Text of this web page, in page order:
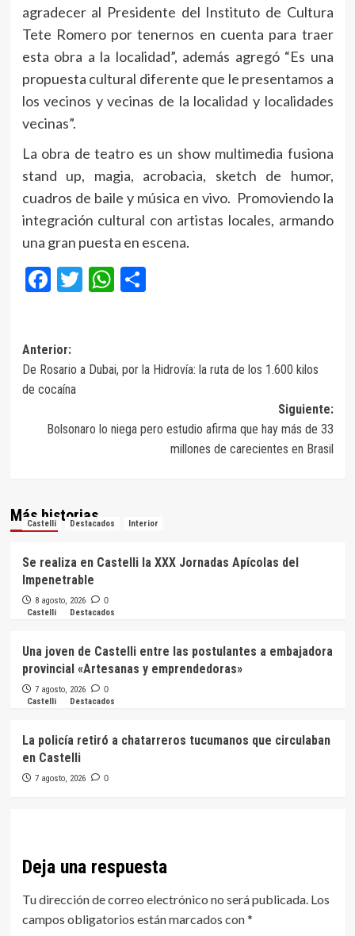
agradecer al Presidente del Instituto de Cultura
Tete Romero por tenernos en cuenta para traer
esta obra a la localidad”, además agregó “Es una
propuesta cultural diferente que le presentamos a
los vecinos y vecinas de la localidad y localidades
vecinas”.
La obra de teatro es un show multimedia fusiona
stand up, magia, acrobacia, sketch de humor,
cuadros de baile y música en vivo. Promoviendo la
integración cultural con artistas locales, armando
una gran puesta en escena.
Facebook
Twitter
WhatsApp
Compartir
Navegación
de
Anterior:
De Rosario a Dubai, por la Hidrovía: la ruta de los 1.600 kilos
de cocaína
Siguiente:
Bolsonaro lo niega pero estudio afirma que hay más de 33
millones de carecientes en Brasil
Más historias
Castelli Destacados Interior
Se realiza en Castelli la XXX Jornadas Apícolas del
Impenetrable
8 agosto, 2026 0
Castelli Destacados
Una joven de Castelli entre las postulantes a embajadora
provincial «Artesanas y emprendedoras»
7 agosto, 2026 0
Castelli Destacados
La policía retiró a chatarreros tucumanos que circulaban
en Castelli
7 agosto, 2026 0
Deja una respuesta
Tu dirección de correo electrónico no será publicada. Los
campos obligatorios están marcados con*